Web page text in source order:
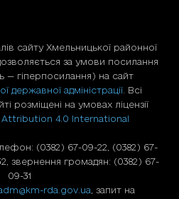
сайту Хмельницької районної
за умови посилання
— гiперпосилання) на сайт
державної адміністрації . Всі
розміщені на умовах ліцензії
Attribution 4.0 International
(0382) 67-09-22, (0382) 67-
звернення громадян: (0382) 67-
09-31
rda.gov.ua , запит на